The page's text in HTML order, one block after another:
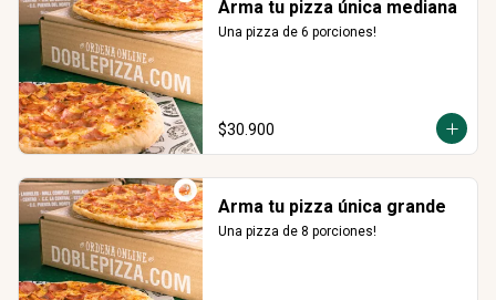
Arma tu pizza única mediana
Una pizza de 6 porciones!
$30.900
Arma tu pizza única grande
Una pizza de 8 porciones!